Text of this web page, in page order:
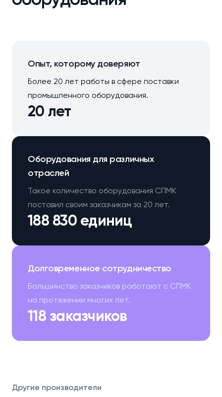
20 лет
Опыт, которому доверяют
Более 20 лет работы в сфере поставки
промышленного оборудования.
188 830 единиц
Оборудования для различных
отраслей
Такое количество оборудования СПМК
поставил своим заказчикам за 20 лет.
118 заказчиков
Долговременное сотрудничество
Большинство заказчиков работают с СПМК
на протяжении многих лет.
Другие производители